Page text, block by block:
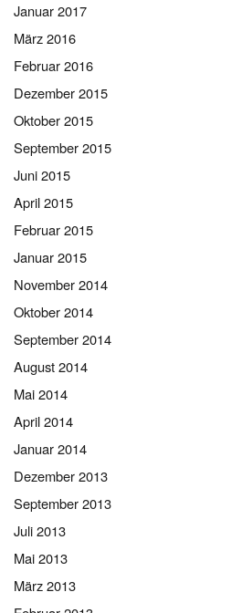
Januar 2017
März 2016
Februar 2016
Dezember 2015
Oktober 2015
September 2015
Juni 2015
April 2015
Februar 2015
Januar 2015
November 2014
Oktober 2014
September 2014
August 2014
Mai 2014
April 2014
Januar 2014
Dezember 2013
September 2013
Juli 2013
Mai 2013
März 2013